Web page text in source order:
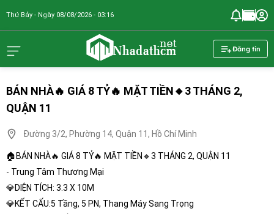
Thứ Bảy - Ngày 08/08/2026 - 03:16
Đăng tin
BÁN NHÀ🔥 GIÁ 8 TỶ🔥 MẶT TIỀN🔸3 THÁNG 2,
QUẬN 11
Đường 3/2, Phường 14, Quận 11, Hồ Chí Minh
🏠BÁN NHÀ🔥 GIÁ 8 TỶ🔥 MẶT TIỀN🔸3 THÁNG 2, QUẬN 11
- Trung Tâm Thương Mại
💎DIỆN TÍCH: 3.3 X 10M
💎KẾT CẤU:5 Tầng, 5 PN, Thang Máy Sang Trọng